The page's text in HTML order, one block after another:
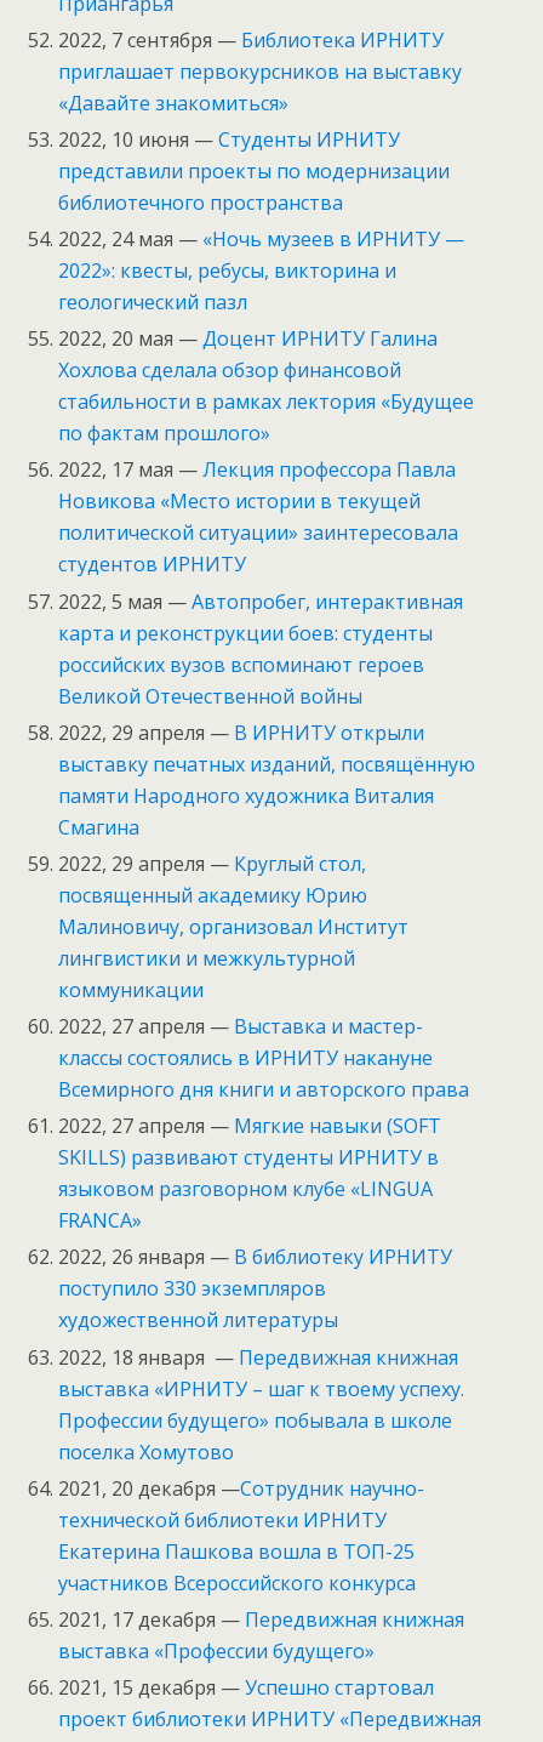
2022, 7 сентября — Библиотека ИРНИТУ
приглашает первокурсников на выставку
«Давайте знакомиться»
2022, 10 июня —Студенты ИРНИТУ
представили проекты по модернизации
библиотечного пространства
2022, 24 мая — «Ночь музеев в ИРНИТУ —
2022»: квесты, ребусы, викторина и
геологический пазл
2022, 20 мая —Доцент ИРНИТУ Галина
Хохлова сделала обзор финансовой
стабильности в рамках лектория «Будущее
по фактам прошлого»
2022, 17 мая —Лекция профессора Павла
Новикова «Место истории в текущей
политической ситуации» заинтересовала
студентов ИРНИТУ
2022, 5 мая —Автопробег, интерактивная
карта и реконструкции боев: студенты
российских вузов вспоминают героев
Великой Отечественной войны
2022, 29 апреля — В ИРНИТУ открыли
выставку печатных изданий, посвящённую
памяти Народного художника Виталия
Смагина
2022, 29 апреля — Круглый стол,
посвященный академику Юрию
Малиновичу, организовал Институт
лингвистики и межкультурной
коммуникации
2022, 27 апреля — Выставка и мастер-
классы состоялись в ИРНИТУ накануне
Всемирного дня книги и авторского права
2022, 27 апреля — Мягкие навыки (SOFT
SKILLS) развивают студенты ИРНИТУ в
языковом разговорном клубе «LINGUA
FRANCA»
2022, 26 января — В библиотеку ИРНИТУ
поступило 330 экземпляров
художественной литературы
2022, 18 января — Передвижная книжная
выставка «ИРНИТУ – шаг к твоему успеху.
Профессии будущего» побывала в школе
поселка Хомутово
2021, 20 декабря —Сотрудник научно-
технической библиотеки ИРНИТУ
Екатерина Пашкова вошла в ТОП-25
участников Всероссийского конкурса
2021, 17 декабря — Передвижная книжная
выставка «Профессии будущего»
2021, 15 декабря —Успешно стартовал
проект библиотеки ИРНИТУ «Передвижная